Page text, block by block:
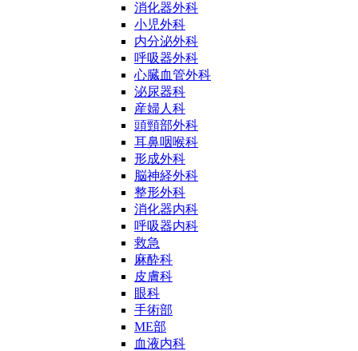
消化器外科
小児外科
内分泌外科
呼吸器外科
心臓血管外科
泌尿器科
産婦人科
頭頸部外科
耳鼻咽喉科
形成外科
脳神経外科
整形外科
消化器内科
呼吸器内科
救急
麻酔科
皮膚科
眼科
手術部
ME部
血液内科